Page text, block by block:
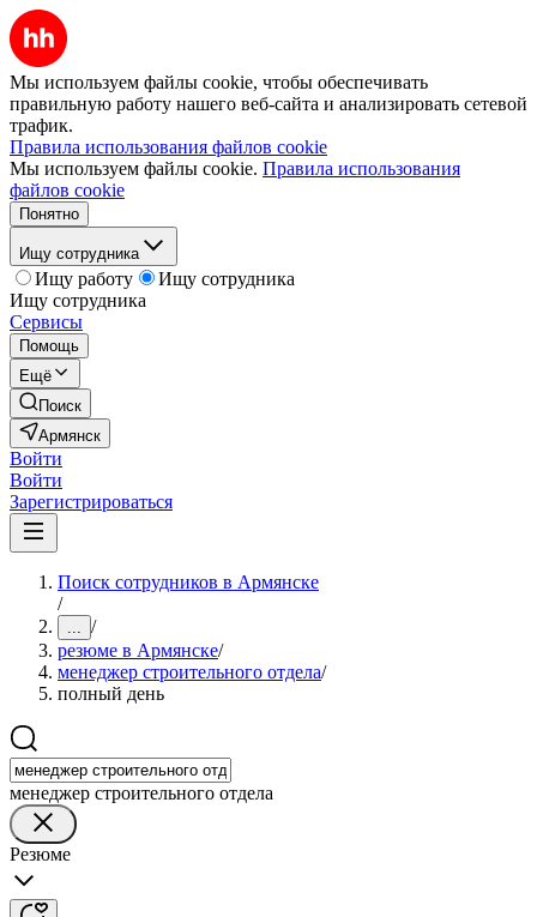
Мы используем файлы cookie, чтобы обеспечивать
правильную работу нашего веб-сайта и анализировать сетевой
трафик.
Правила использования файлов cookie
Мы используем файлы cookie. Правила использования
файлов cookie
Понятно
Ищу сотрудника
Ищу работу
Ищу сотрудника
Ищу сотрудника
Сервисы
Помощь
Ещё
Поиск
Армянск
Войти
Войти
Зарегистрироваться
Поиск сотрудников в Армянске
/
... /
резюме в Армянске/
менеджер строительного отдела/
полный день
менеджер строительного отдела
Резюме